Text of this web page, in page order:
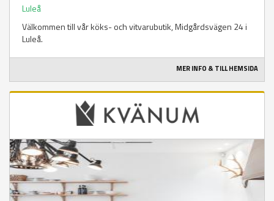
Luleå
Välkommen till vår köks- och vitvarubutik, Midgårdsvägen 24 i
Luleå.
MER INFO & TILL HEMSIDA